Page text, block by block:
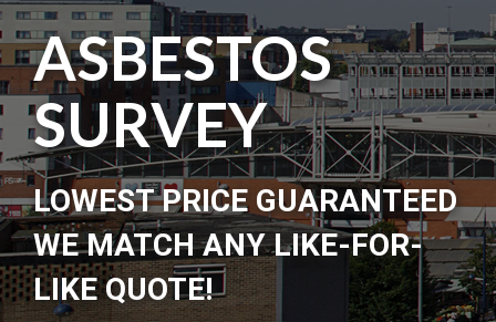
ASBESTOS
SURVEY
LOWEST PRICE GUARANTEED
WE MATCH ANY LIKE-FOR-
LIKE QUOTE!